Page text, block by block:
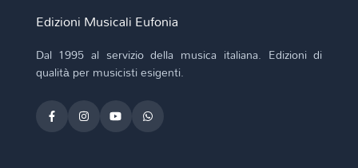
Edizioni Musicali Eufonia
Dal 1995 al servizio della musica italiana. Edizioni di
qualità per musicisti esigenti.